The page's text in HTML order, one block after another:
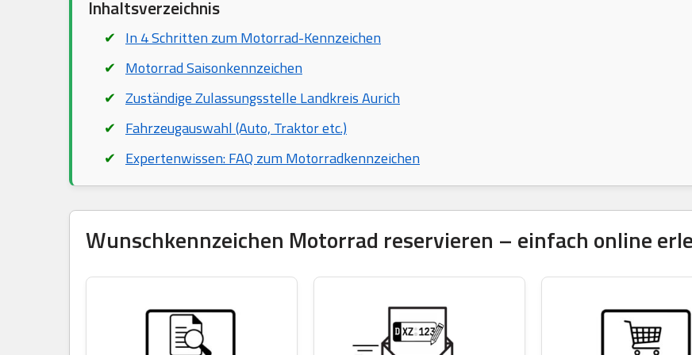
Inhaltsverzeichnis
In 4 Schritten zum Motorrad-Kennzeichen
Motorrad Saisonkennzeichen
Zuständige Zulassungsstelle Landkreis Aurich
Fahrzeugauswahl (Auto, Traktor etc.)
Expertenwissen: FAQ zum Motorradkennzeichen
Wunschkennzeichen Motorrad reservieren – einfach online